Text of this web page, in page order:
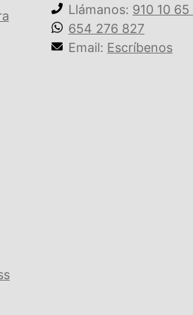
Llámanos: 910 10 65
654 276 827
Email: Escríbenos